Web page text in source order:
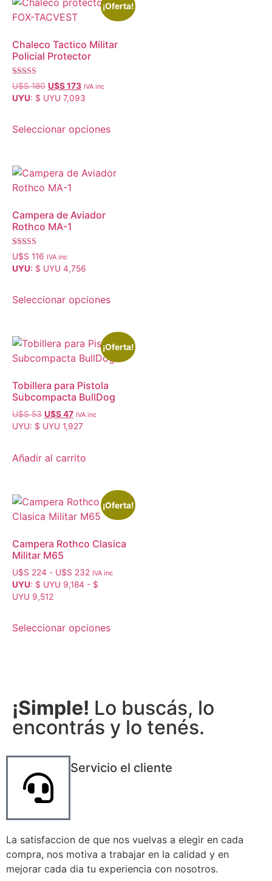
¡Oferta!
Chaleco Tactico Militar
Policial Protector
Valorado con
5.00
de 5
U$S180 U$S173 IVA inc
UYU: $ UYU 7,093
Seleccionar opciones
Campera de Aviador
Rothco MA-1
Valorado con
5.00
de 5
U$S 116 IVA inc
UYU: $ UYU 4,756
Seleccionar opciones
¡Oferta!
Tobillera para Pistola
Subcompacta BullDog
U$S53 U$S47 IVA inc
UYU: $ UYU 1,927
Añadir al carrito
¡Oferta!
Campera Rothco Clasica
Militar M65
U$S 224 - U$S 232 IVA inc
UYU: $ UYU 9,184 - $
UYU 9,512
Seleccionar opciones
¡Simple! Lo buscás, lo
encontrás y lo tenés.
Servicio el cliente
La satisfaccion de que nos vuelvas a elegir en cada
compra, nos motiva a trabajar en la calidad y en
mejorar cada dia tu experiencia con nosotros.